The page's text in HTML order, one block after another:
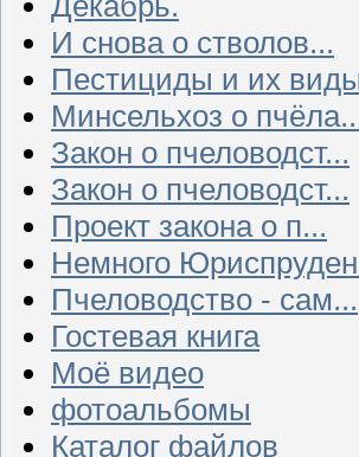
И снова о стволов...
Пестициды и их
Минсельхоз о
Закон о пчеловодст...
Закон о пчеловодст...
Проект закона о п...
Немного
Пчеловодство - сам...
Гостевая книга
Моё видео
фотоальбомы
Каталог файлов